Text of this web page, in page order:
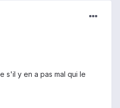
s'il y en a pas mal qui le